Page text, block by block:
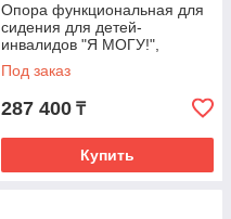
Опора функциональная для
сидения для детей-
инвалидов "Я МОГУ!",
исполнение ОС-003,
размер1
Под заказ
287 400 ₸
Купить